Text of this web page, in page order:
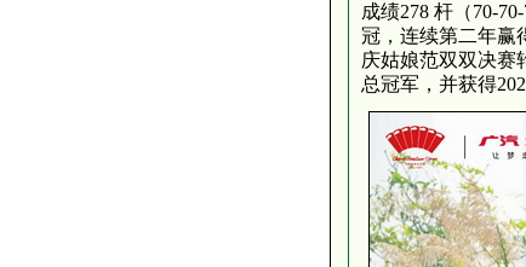
成绩278 杆（70-
冠，连续第二年赢
庆姑娘范双双决赛
总冠军，并获得